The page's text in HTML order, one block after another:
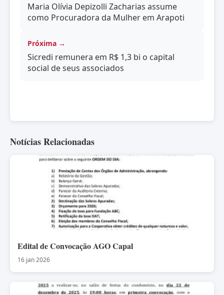
Maria Olívia Depizolli Zacharias assume
como Procuradora da Mulher em Arapoti
Próxima →
Sicredi remunera em R$ 1,3 bi o capital
social de seus associados
Notícias Relacionadas
Edital de Convocação AGO Capal
16 jan 2026